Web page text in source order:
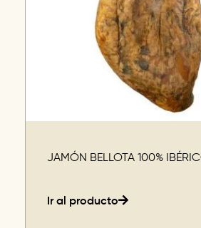
JAMÓN BELLOTA 100%
Ir al producto